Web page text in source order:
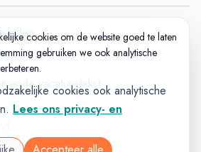
vacaturetekst
cookies om de website goed te laten
gebruiken we ook analytische
cookies ook analytische
Lees ons privacy- en